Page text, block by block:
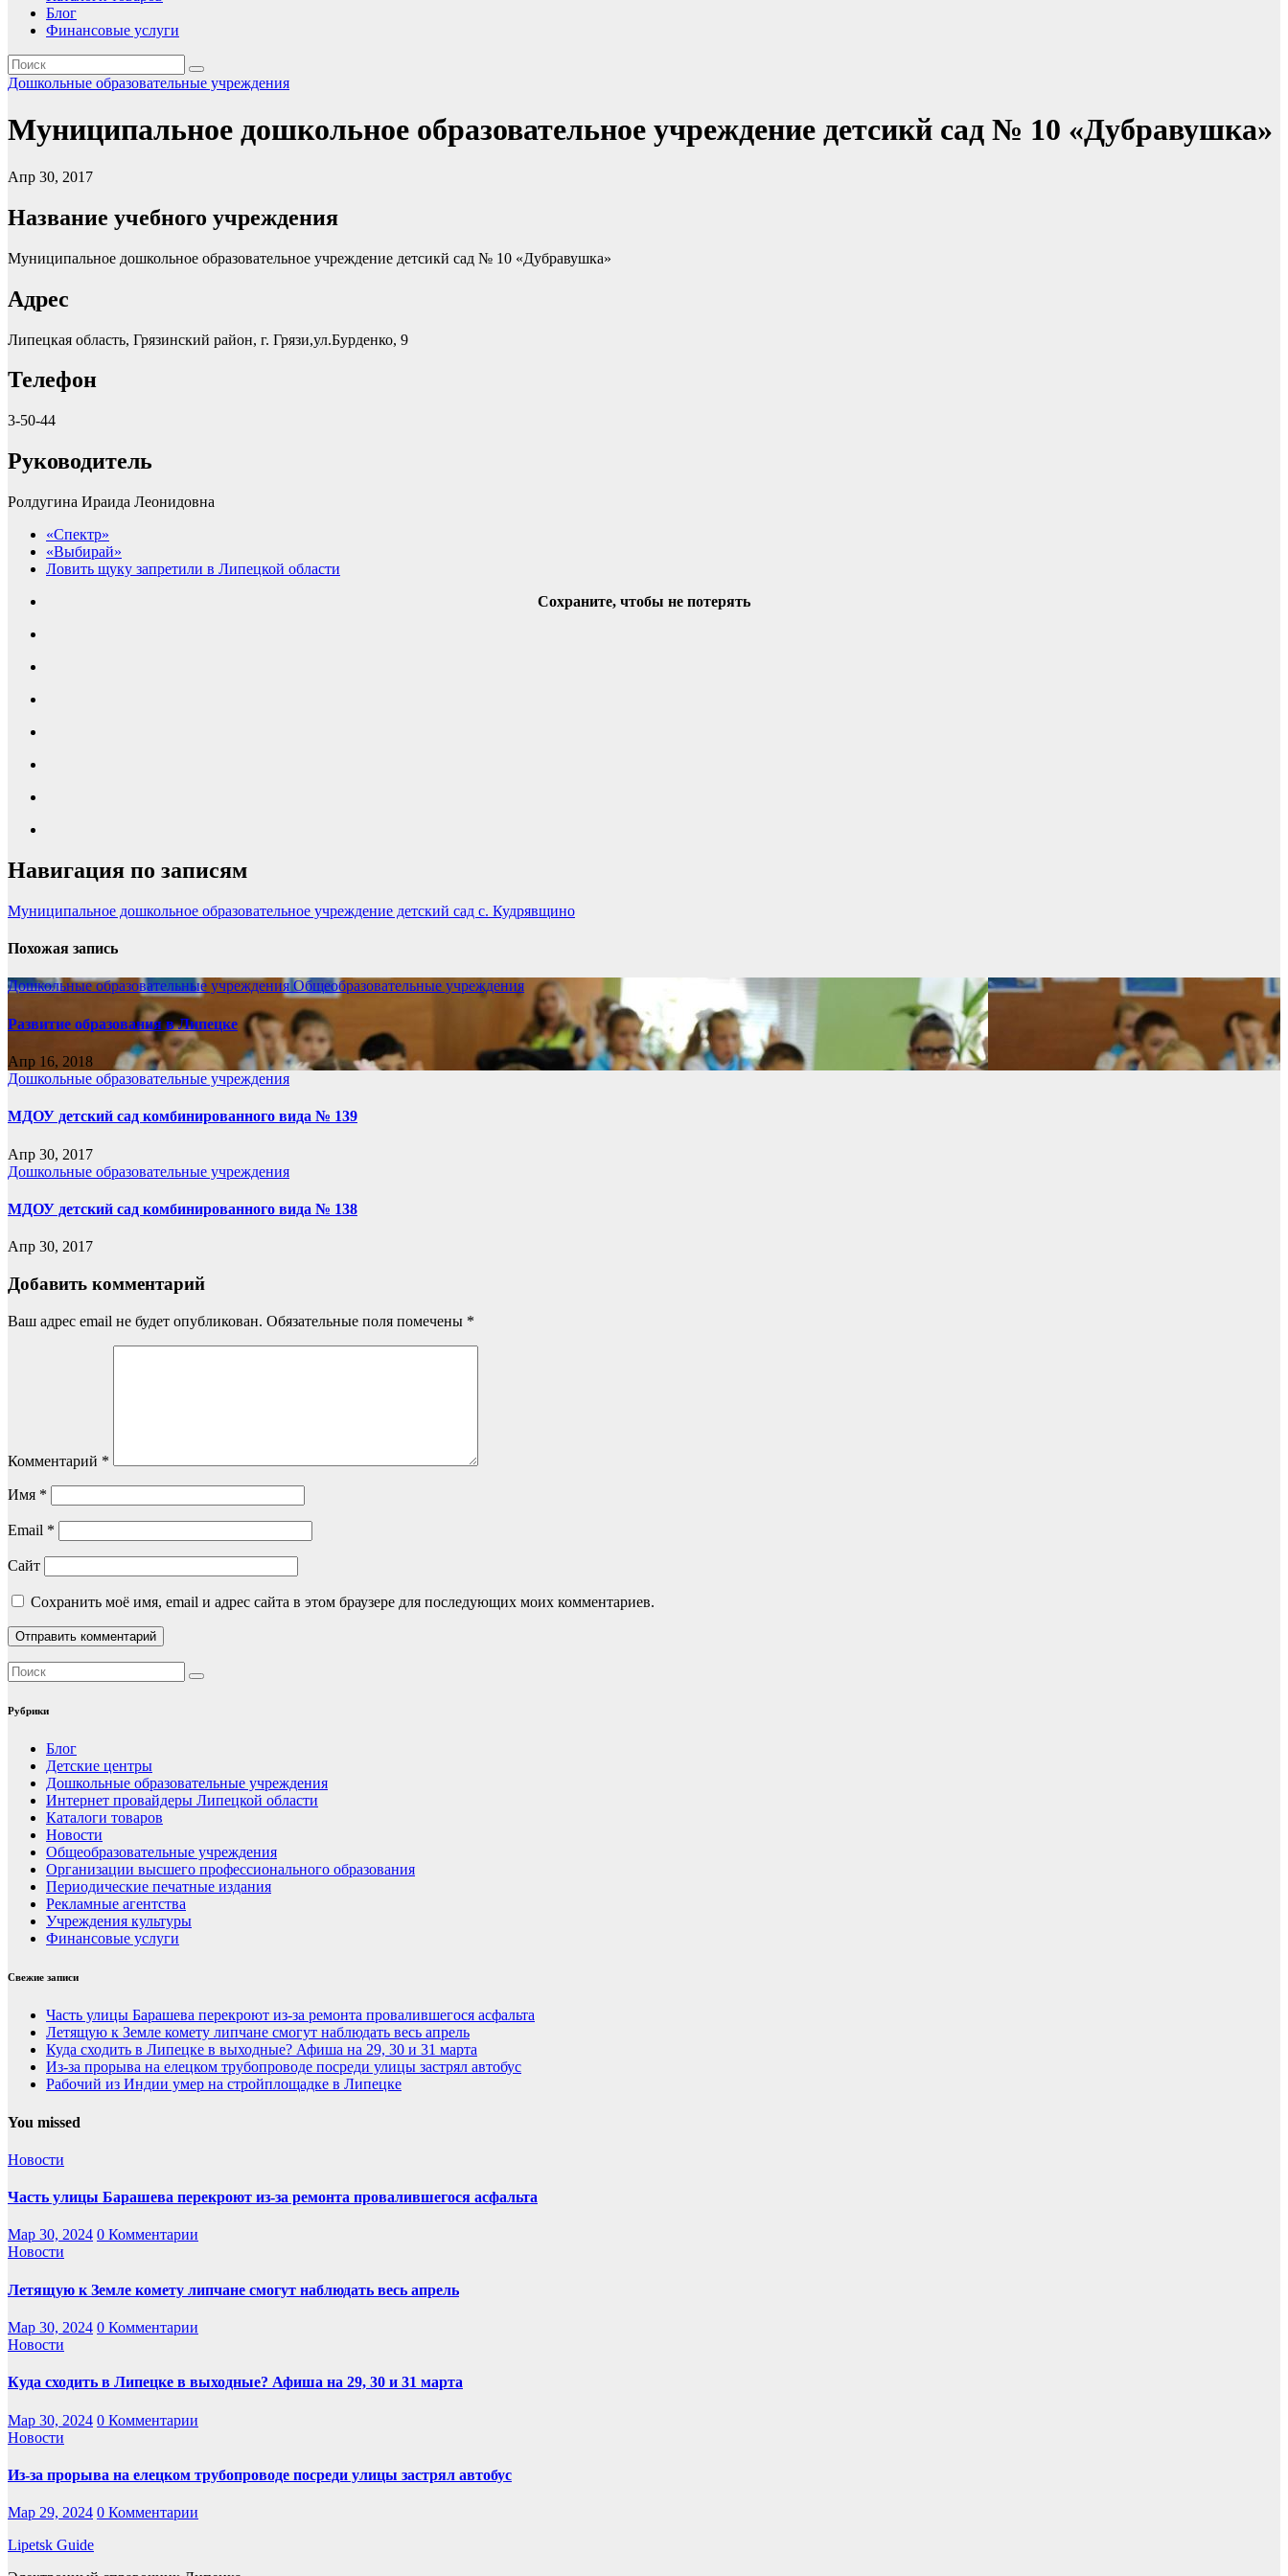
Блог
Финансовые услуги
Дошкольные образовательные учреждения
Муниципальное дошкольное образовательное учреждение детсикй сад № 10 «Дубравушка»
Апр 30, 2017
Название учебного учреждения
Муниципальное дошкольное образовательное учреждение детсикй сад № 10 «Дубравушка»
Адрес
Липецкая область, Грязинский район, г. Грязи,ул.Бурденко, 9
Телефон
3-50-44
Руководитель
Ролдугина Ираида Леонидовна
«Спектр»
«Выбирай»
Ловить щуку запретили в Липецкой области
Сохраните, чтобы не потерять
Навигация по записям
Муниципальное дошкольное образовательное учреждение детский сад с. Кудрявщино
Похожая запись
Дошкольные образовательные учреждения Общеобразовательные учреждения
Развитие образования в Липецке
Апр 16, 2018
Дошкольные образовательные учреждения
МДОУ детский сад комбинированного вида № 139
Апр 30, 2017
Дошкольные образовательные учреждения
МДОУ детский сад комбинированного вида № 138
Апр 30, 2017
Добавить комментарий
Ваш адрес email не будет опубликован. Обязательные поля помечены *
Комментарий *
Имя *
Email *
Сайт
Сохранить моё имя, email и адрес сайта в этом браузере для последующих моих комментариев.
Рубрики
Блог
Детские центры
Дошкольные образовательные учреждения
Интернет провайдеры Липецкой области
Каталоги товаров
Новости
Общеобразовательные учреждения
Организации высшего профессионального образования
Периодические печатные издания
Рекламные агентства
Учреждения культуры
Финансовые услуги
Свежие записи
Часть улицы Барашева перекроют из-за ремонта провалившегося асфальта
Летящую к Земле комету липчане смогут наблюдать весь апрель
Куда сходить в Липецке в выходные? Афиша на 29, 30 и 31 марта
Из-за прорыва на елецком трубопроводе посреди улицы застрял автобус
Рабочий из Индии умер на стройплощадке в Липецке
You missed
Новости
Часть улицы Барашева перекроют из-за ремонта провалившегося асфальта
Мар 30, 2024 0 Комментарии
Новости
Летящую к Земле комету липчане смогут наблюдать весь апрель
Мар 30, 2024 0 Комментарии
Новости
Куда сходить в Липецке в выходные? Афиша на 29, 30 и 31 марта
Мар 30, 2024 0 Комментарии
Новости
Из-за прорыва на елецком трубопроводе посреди улицы застрял автобус
Мар 29, 2024 0 Комментарии
Lipetsk Guide